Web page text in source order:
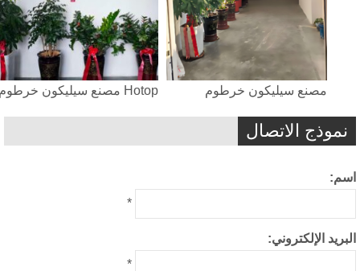
Hotop مصنع سيليكون خرطوم مصنع سيليكون خرطوم
نموذج الاتصال
الإلكتروني: